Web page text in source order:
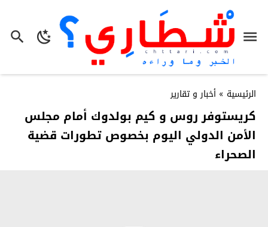
الرئيسية » أخبار و تقارير
كريستوفر روس و كيم بولدوك أمام مجلس
الأمن الدولي اليوم بخصوص تطورات قضية
الصحراء